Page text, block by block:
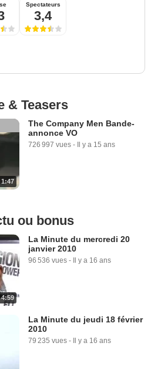
Spectateurs
3,4
& Teasers
1:47
The Company Men Bande-
annonce VO
726 997 vues - Il y a 15 ans
ou bonus
4:59
La Minute du mercredi 20
janvier 2010
96 536 vues - Il y a 16 ans
La Minute du jeudi 18 février
2010
79 235 vues - Il y a 16 ans